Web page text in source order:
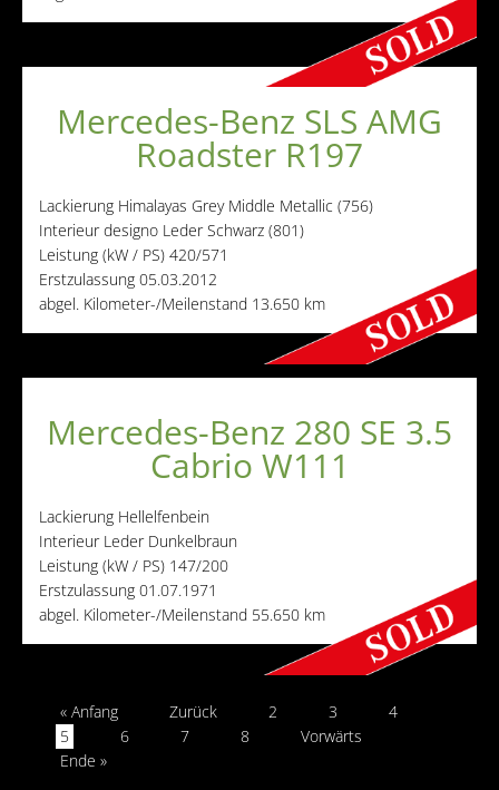
Mercedes-Benz SLS AMG
Roadster R197
Lackierung Himalayas Grey Middle Metallic (756)
Interieur designo Leder Schwarz (801)
Leistung (kW / PS) 420/571
Erstzulassung 05.03.2012
abgel. Kilometer-/Meilenstand 13.650 km
Mercedes-Benz 280 SE 3.5
Cabrio W111
Lackierung Hellelfenbein
Interieur Leder Dunkelbraun
Leistung (kW / PS) 147/200
Erstzulassung 01.07.1971
abgel. Kilometer-/Meilenstand 55.650 km
« Anfang Zurück 2 3
4
5
6 7 8
Vorwärts
Ende »